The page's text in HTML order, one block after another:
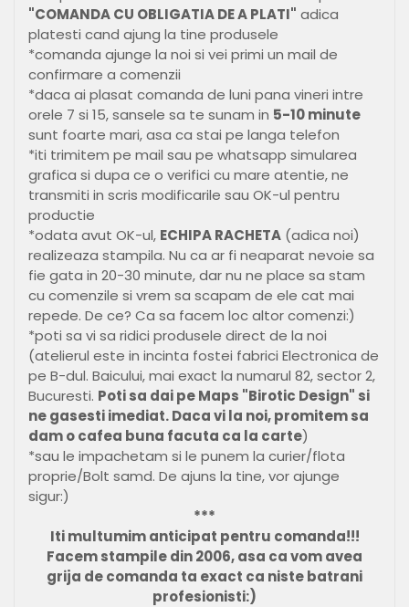
"COMANDA CU OBLIGATIA DE A PLATI" adica
platesti cand ajung la tine produsele
*comanda ajunge la noi si vei primi un mail de
confirmare a comenzii
*daca ai plasat comanda de luni pana vineri intre
orele 7 si 15, sansele sa te sunam in 5-10 minute
sunt foarte mari, asa ca stai pe langa telefon
*iti trimitem pe mail sau pe whatsapp simularea
grafica si dupa ce o verifici cu mare atentie, ne
transmiti in scris modificarile sau OK-ul pentru
productie
*odata avut OK-ul, ECHIPA RACHETA (adica noi)
realizeaza stampila. Nu ca ar fi neaparat nevoie sa
fie gata in 20-30 minute, dar nu ne place sa stam
cu comenzile si vrem sa scapam de ele cat mai
repede. De ce? Ca sa facem loc altor comenzi:)
*poti sa vi sa ridici produsele direct de la noi
(atelierul este in incinta fostei fabrici Electronica de
pe B-dul. Baicului, mai exact la numarul 82, sector 2,
Bucuresti. Poti sa dai pe Maps "Birotic Design" si
ne gasesti imediat. Daca vi la noi, promitem sa
dam o cafea buna facuta ca la carte)
*sau le impachetam si le punem la curier/flota
proprie/Bolt samd. De ajuns la tine, vor ajunge
sigur:)
***
Iti multumim anticipat pentru comanda!!!
Facem stampile din 2006, asa ca vom avea
grija de comanda ta exact ca niste batrani
profesionisti:)